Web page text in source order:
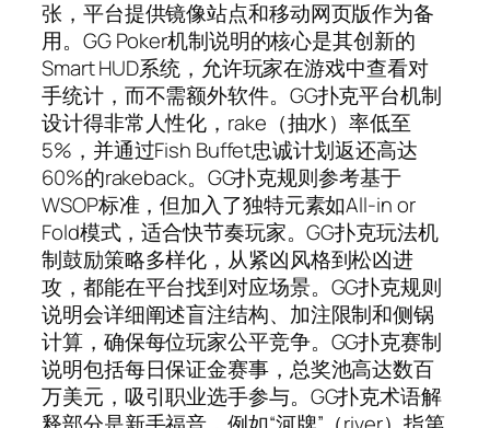
张，平台提供镜像站点和移动网页版作为备
用。GG Poker机制说明的核心是其创新的
Smart HUD系统，允许玩家在游戏中查看对
手统计，而不需额外软件。GG扑克平台机制
设计得非常人性化，rake（抽水）率低至
5%，并通过Fish Buffet忠诚计划返还高达
60%的rakeback。GG扑克规则参考基于
WSOP标准，但加入了独特元素如All-in or
Fold模式，适合快节奏玩家。GG扑克玩法机
制鼓励策略多样化，从紧凶风格到松凶进
攻，都能在平台找到对应场景。GG扑克规则
说明会详细阐述盲注结构、加注限制和侧锅
计算，确保每位玩家公平竞争。GG扑克赛制
说明包括每日保证金赛事，总奖池高达数百
万美元，吸引职业选手参与。GG扑克术语解